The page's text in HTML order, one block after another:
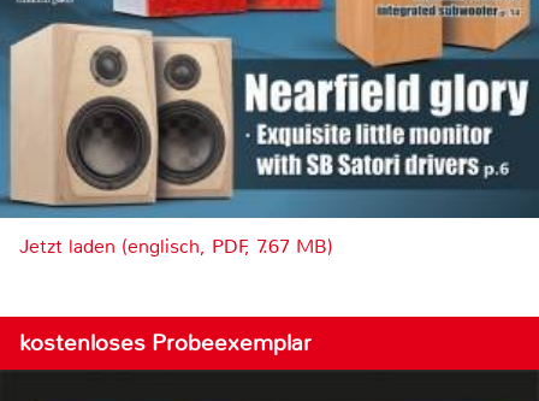
Jetzt laden (englisch, PDF, 7.67 MB)
kostenloses Probeexemplar